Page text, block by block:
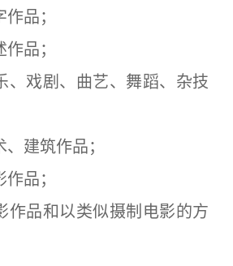
品；
品；
戏剧、曲艺、舞蹈、杂技
建筑作品；
品；
品和以类似摄制电影的方